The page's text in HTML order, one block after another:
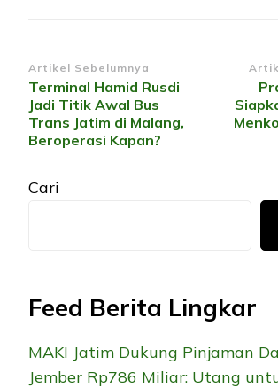
Navigasi
Artikel
Artikel Sebelumnya
Terminal Hamid Rusdi
Jadi Titik Awal Bus
Trans Jatim di Malang,
Beroperasi Kapan?
Cari
Feed Berita Lingkar
MAKI Jatim Dukung Pinjaman
Jember Rp786 Miliar: Utang